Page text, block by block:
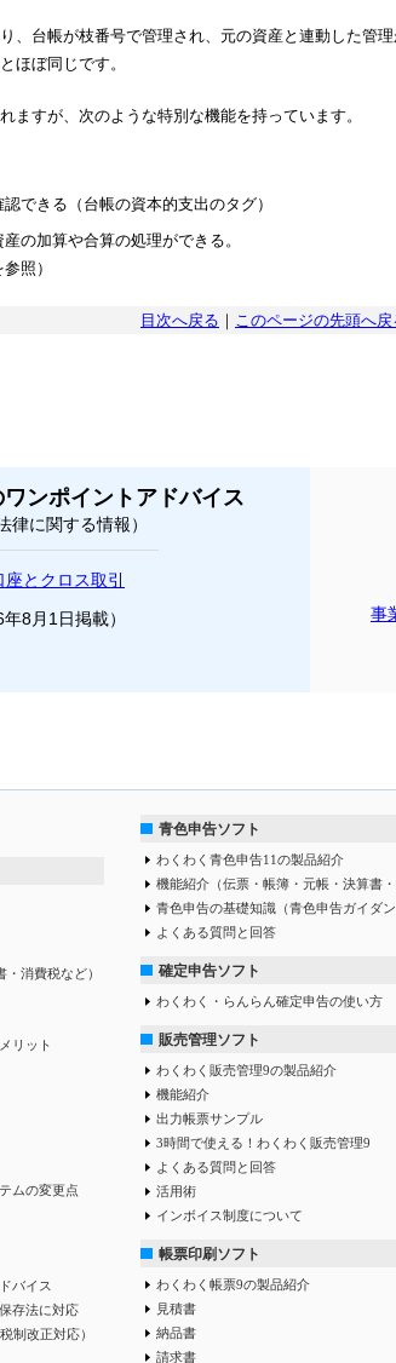
、台帳が枝番号で管理され、元の資産と連動した管理
ほぼ同じです。
ますが、次のような特別な機能を持っています。
できる（台帳の資本的支出のタグ）
の加算や合算の処理ができる。
参照）
目次へ戻る ｜ このページの先頭へ戻
ンポイントアドバイス
律に関する情報）
座とクロス取引
年8月1日掲載）
事
消費税など）
リット
ムの変更点
バイス
存法に対応
制改正対応）
青色申告ソフト
わくわく青色申告11の製品紹介
機能紹介（伝票・帳簿・元帳・決算書・
青色申告の基礎知識（青色申告ガイダン
よくある質問と回答
確定申告ソフト
わくわく・らんらん確定申告の使い方
販売管理ソフト
わくわく販売管理9の製品紹介
機能紹介
出力帳票サンプル
3時間で使える！わくわく販売管理9
よくある質問と回答
活用術
インボイス制度について
帳票印刷ソフト
わくわく帳票9の製品紹介
見積書
納品書
請求書